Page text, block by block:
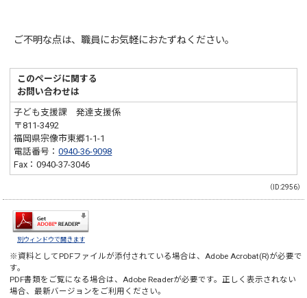
ご不明な点は、職員にお気軽におたずねください。
このページに関する
お問い合わせは
子ども支援課 発達支援係
〒811-3492
福岡県宗像市東郷1-1-1
電話番号：0940-36-9098
Fax：0940-37-3046
（ID:2956）
別ウィンドウで開きます
※資料としてPDFファイルが添付されている場合は、 Adobe Acrobat(R)が必要で
す。
PDF書類をご覧になる場合は、 Adobe Readerが必要です。正しく表示されない
場合、最新バージョンをご利用ください。